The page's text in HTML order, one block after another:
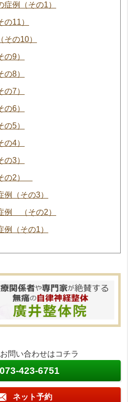
症例（その1）
の11）
の10）
9）
8）
7）
6）
5）
4）
3）
の2）
例（その3）
例 （その2）
例（その1）
問い合わせはコチラ
073-423-6751
ネット予約